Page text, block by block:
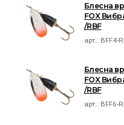
Блесна
FOX
/RBF
арт.: BFF4-
Блесна
FOX
/RBF
арт.: BFF6-